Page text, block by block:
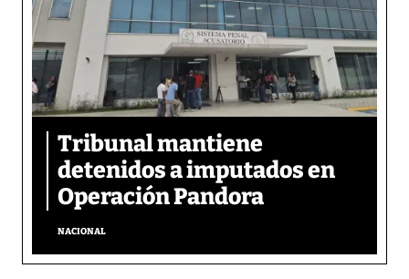
Tribunal mantiene
detenidos a imputados en
Operación Pandora
NACIONAL